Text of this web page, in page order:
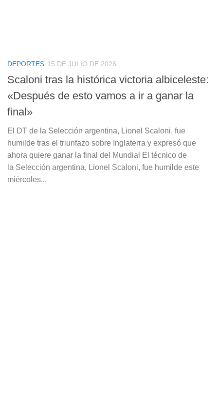
DEPORTES 15 DE JULIO DE 2026
Scaloni tras la histórica victoria albiceleste:
«Después de esto vamos a ir a ganar la
final»
El DT de la Selección argentina, Lionel Scaloni, fue
humilde tras el triunfazo sobre Inglaterra y expresó que
ahora quiere ganar la final del Mundial El técnico de
la Selección argentina, Lionel Scaloni, fue humilde este
miércoles...